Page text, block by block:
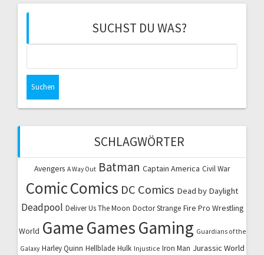
SUCHST DU WAS?
SCHLAGWÖRTER
Avengers A Way Out Batman Captain America Civil War
ComicComics DC Comics Dead by Daylight
Deadpool Deliver Us The Moon Doctor Strange Fire Pro Wrestling
World GameGamesGaming Guardians of the
Galaxy Harley Quinn Hellblade Hulk Injustice Iron Man Jurassic World